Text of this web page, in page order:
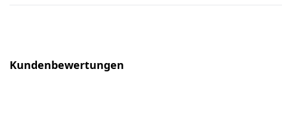
Kundenbewertungen